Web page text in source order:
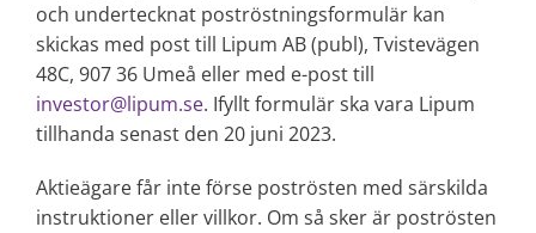
och undertecknat poströstningsformulär kan
skickas med post till Lipum AB (publ), Tvistevägen
48C, 907 36 Umeå eller med e-post till
investor@lipum.se. Ifyllt formulär ska vara Lipum
tillhanda senast den 20 juni 2023.
Aktieägare får inte förse poströsten med särskilda
instruktioner eller villkor. Om så sker är poströsten